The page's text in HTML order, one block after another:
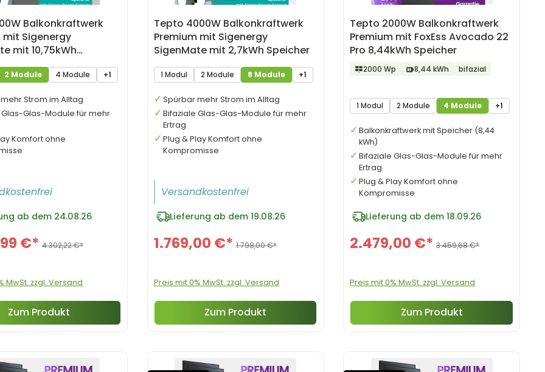
Balkonkraftwerk
mit Sigenergy
mit 10,75kWh
2 Module 4 Module +1
ab dem 24.08.26
€* 4.302,22 €*
MwSt. zzgl. Versand
Strom im Alltag
Glas-Glas-Module für mehr
Komfort ohne
Zum Produkt
Tepto 4000W Balkonkraftwerk
Premium mit Sigenergy
SigenMate mit 2,7kWh Speicher
1 Modul 2 Module 8 Module +1
Versandkostenfrei
Lieferung ab dem 19.08.26
1.769,00 €* 1.798,00 €*
Preis mit 0% MwSt. zzgl. Versand
Spürbar mehr Strom im Alltag
Bifaziale Glas-Glas-Module für mehr
Ertrag
Plug & Play Komfort ohne
Kompromisse
Zum Produkt
Tepto 2000W Balkonkraftwerk
Premium mit FoxEss Avocado 22
Pro 8,44kWh Speicher
2000 Wp 8,44 kWh bifazial
1 Modul 2 Module 4 Module +1
Lieferung ab dem 18.09.26
2.479,00 €* 3.459,68 €*
Preis mit 0% MwSt. zzgl. Versand
Balkonkraftwerk mit Speicher (8,44
kWh)
Bifaziale Glas-Glas-Module für mehr
Ertrag
Plug & Play Komfort ohne
Kompromisse
Zum Produkt